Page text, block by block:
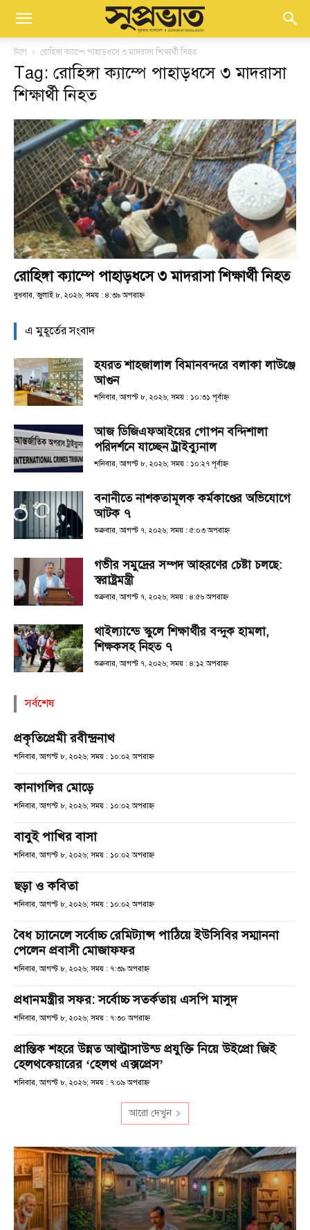
ট্যাগ রোহিঙ্গা ক্যাম্পে পাহাড়ধসে ৩ মাদরাসা শিক্ষার্থী নিহত
Tag: রোহিঙ্গা ক্যাম্পে পাহাড়ধসে ৩ মাদরাসা
শিক্ষার্থী নিহত
রোহিঙ্গা ক্যাম্পে পাহাড়ধসে ৩ মাদরাসা শিক্ষার্থী নিহত
বুধবার, জুলাই ৮, ২০২৬; সময় : ৪:৩৯ অপরাহ্ণ
এ মুহূর্তের সংবাদ
হযরত শাহজালাল বিমানবন্দরে বলাকা লাউঞ্জে
আগুন
শনিবার, আগস্ট ৮, ২০২৬; সময় : ১০:৩১ পূর্বাহ্ণ
আজ ডিজিএফআইয়ের গোপন বন্দিশালা
পরিদর্শনে যাচ্ছেন ট্রাইব্যুনাল
শনিবার, আগস্ট ৮, ২০২৬; সময় : ১০:২৭ পূর্বাহ্ণ
বনানীতে নাশকতামূলক কর্মকাণ্ডের অভিযোগে
আটক ৭
শুক্রবার, আগস্ট ৭, ২০২৬; সময় : ৫:০৩ অপরাহ্ণ
গভীর সমুদ্রের সম্পদ আহরণের চেষ্টা চলছে:
স্বরাষ্ট্রমন্ত্রী
শুক্রবার, আগস্ট ৭, ২০২৬; সময় : ৪:৫৬ অপরাহ্ণ
থাইল্যান্ডে স্কুলে শিক্ষার্থীর বন্দুক হামলা,
শিক্ষকসহ নিহত ৭
শুক্রবার, আগস্ট ৭, ২০২৬; সময় : ৪:১২ অপরাহ্ণ
সর্বশেষ
প্রকৃতিপ্রেমী রবীন্দ্রনাথ
শনিবার, আগস্ট ৮, ২০২৬; সময় : ১০:০২ অপরাহ্ণ
কানাগলির মোড়ে
শনিবার, আগস্ট ৮, ২০২৬; সময় : ১০:০২ অপরাহ্ণ
বাবুই পাখির বাসা
শনিবার, আগস্ট ৮, ২০২৬; সময় : ১০:০২ অপরাহ্ণ
ছড়া ও কবিতা
শনিবার, আগস্ট ৮, ২০২৬; সময় : ১০:০২ অপরাহ্ণ
বৈধ চ্যানেলে সর্বোচ্চ রেমিট্যান্স পাঠিয়ে ইউসিবির সম্মাননা
পেলেন প্রবাসী মোজাফফর
শনিবার, আগস্ট ৮, ২০২৬; সময় : ৭:৩৯ অপরাহ্ণ
প্রধানমন্ত্রীর সফর: সর্বোচ্চ সতর্কতায় এসপি মাসুদ
শনিবার, আগস্ট ৮, ২০২৬; সময় : ৭:৩০ অপরাহ্ণ
প্রান্তিক শহরে উন্নত আল্ট্রাসাউন্ড প্রযুক্তি নিয়ে উইপ্রো জিই
হেলথকেয়ারের ‘হেলথ এক্সপ্রেস’
শনিবার, আগস্ট ৮, ২০২৬; সময় : ৭:০৯ অপরাহ্ণ
আরো দেখুন